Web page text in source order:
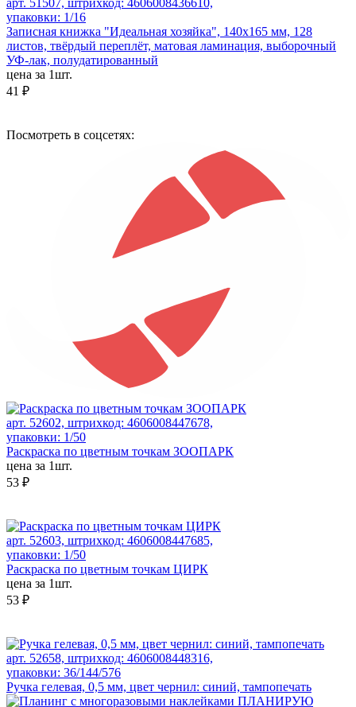
арт. 51507, штрихкод: 4606008436610,
упаковки: 1/16
Записная книжка "Идеальная хозяйка", 140х165 мм, 128
листов, твёрдый переплёт, матовая ламинация, выборочный
УФ-лак, полудатированный
цена за 1шт.
41 ₽
Посмотреть в соцсетях:
арт. 52602, штрихкод: 4606008447678,
упаковки: 1/50
Раскраска по цветным точкам ЗООПАРК
цена за 1шт.
53 ₽
арт. 52603, штрихкод: 4606008447685,
упаковки: 1/50
Раскраска по цветным точкам ЦИРК
цена за 1шт.
53 ₽
арт. 52658, штрихкод: 4606008448316,
упаковки: 36/144/576
Ручка гелевая, 0,5 мм, цвет чернил: синий, тампопечать